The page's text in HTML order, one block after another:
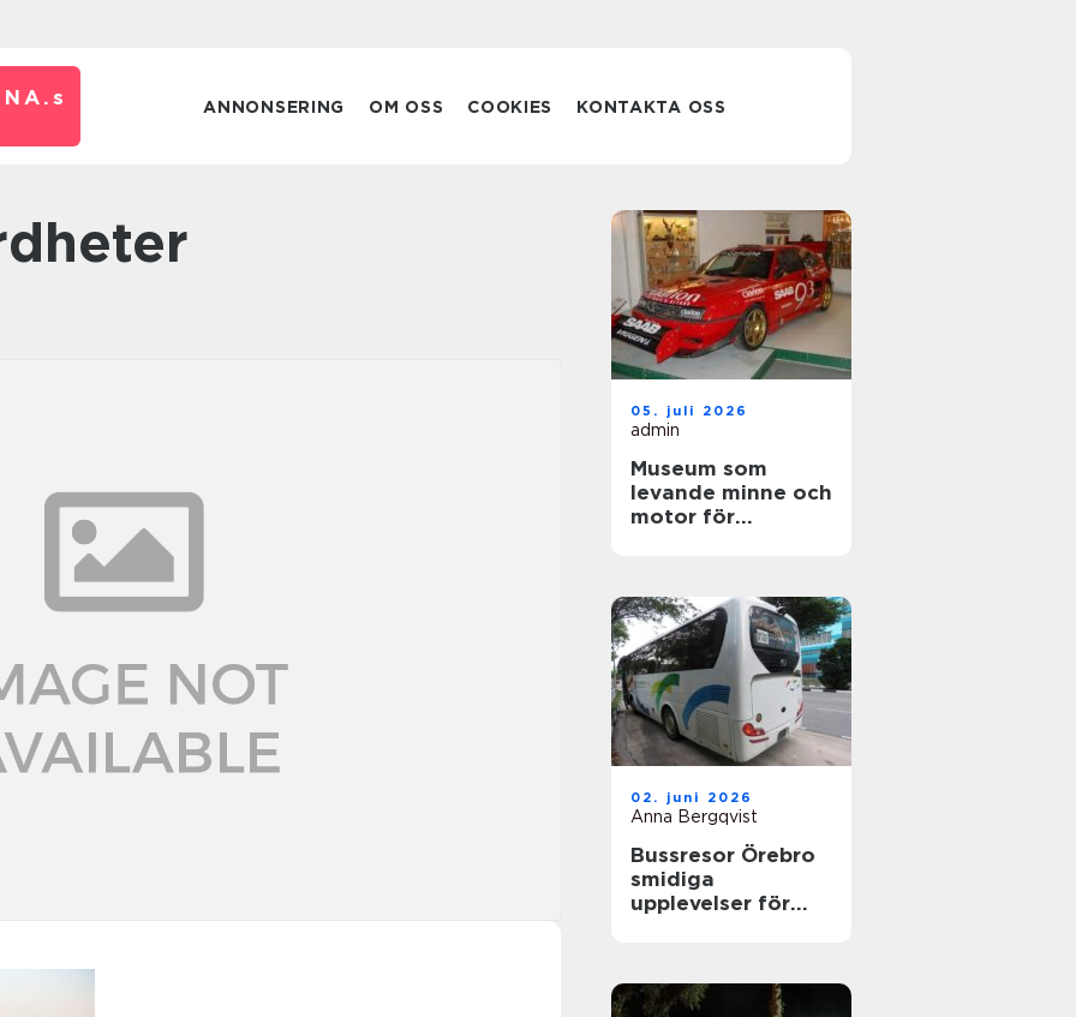
s ANNONSERING OM OSS COOKIES KONTAKTA OSS
05. juli 2026
admin
Museum som
levande minne och
motor för
02. juni 2026
Anna Bergqvist
Bussresor Örebro
smidiga
upplevelser för